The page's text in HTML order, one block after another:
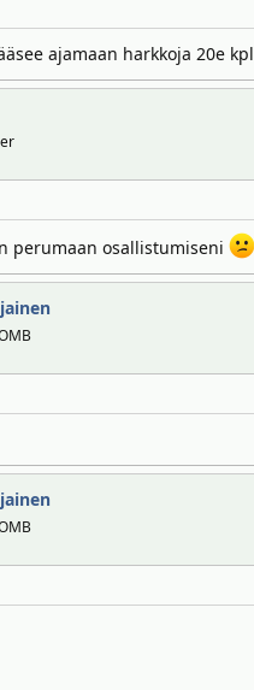
ajamaan harkkoja 20e kpl
perumaan osallistumiseni